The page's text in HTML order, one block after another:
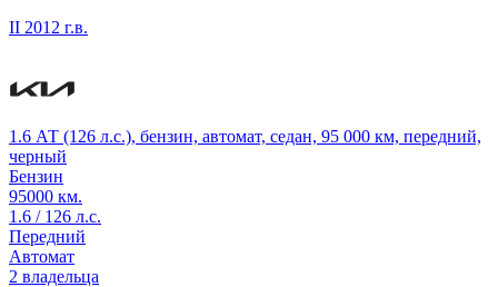
II 2012 г.в.
1.6 АТ (126 л.с.), бензин, автомат, седан, 95 000 км, передний,
черный
Бензин
95000 км.
1.6 / 126 л.с.
Передний
Автомат
2 владельца